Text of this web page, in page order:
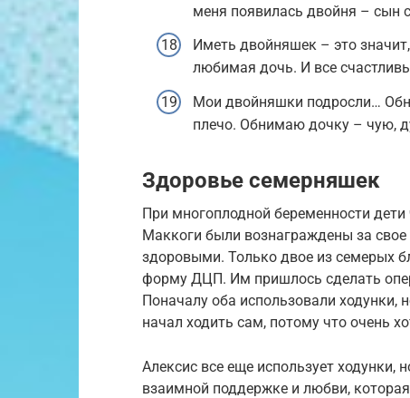
меня появилась двойня – сын
Иметь двойняшек – это
любимая дочь. И все
Мои двойняшки подросли…
плечо. Обнимаю дочку – чую,
Здоровье семерняшек
При многоплодной беременности
Маккоги были вознаграждены за
здоровыми. Только двое из семерых
форму ДЦП. Им пришлось сделать
Поначалу оба использовали ходунки,
начал ходить сам, потому что очень
Алексис все еще использует ходунки,
взаимной поддержке и любви,